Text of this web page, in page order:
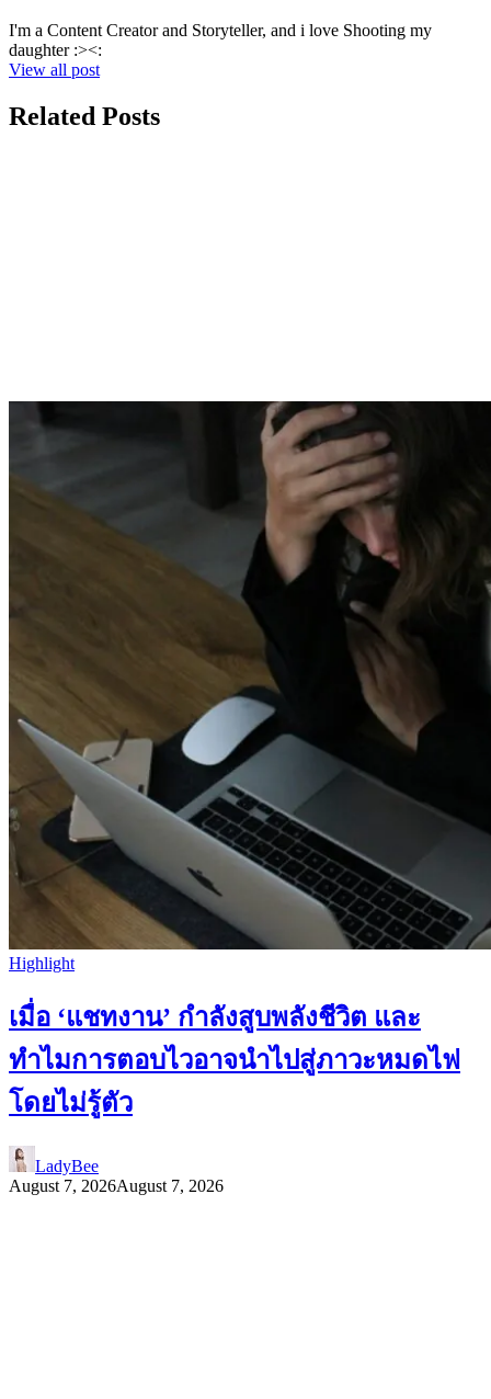
I'm a Content Creator and Storyteller, and i love Shooting my
daughter :><:
View all post
Related Posts
Highlight
เมื่อ ‘แชทงาน’ กำลังสูบพลังชีวิต และ
ทำไมการตอบไวอาจนำไปสู่ภาวะหมดไฟ
โดยไม่รู้ตัว
LadyBee
August 7, 2026August 7, 2026